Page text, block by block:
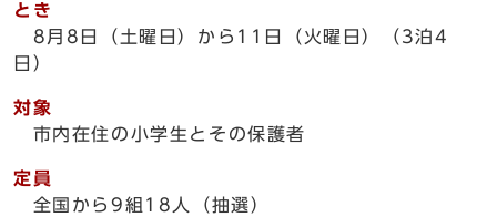
とき
8月8日（土曜日）から11日（火曜日）（3泊4
日）
対象
市内在住の小学生とその保護者
定員
全国から9組18人（抽選）